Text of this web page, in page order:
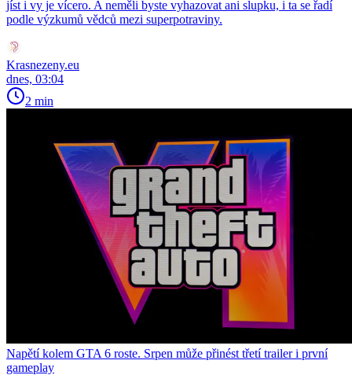
jíst i vy je vícero. A neměli byste vyhazovat ani slupku, i ta se řadí
podle výzkumů vědců mezi superpotraviny.
Krasnezeny.eu
dnes, 03:04
2 min
Napětí kolem GTA 6 roste. Srpen může přinést třetí trailer i první
gameplay